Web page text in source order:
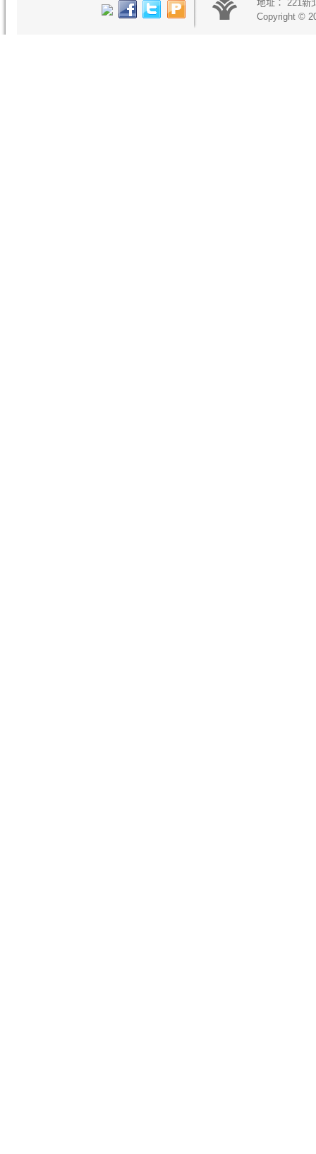
地址： 221新
Copyright ©